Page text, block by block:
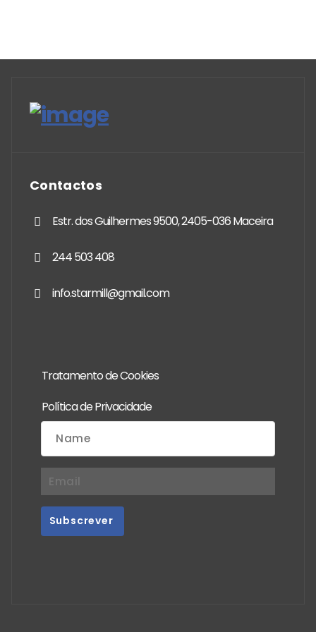
Contactos
Estr. dos Guilhermes 9500, 2405-036 Maceira
244 503 408
info.starmill@gmail.com
Tratamento de Cookies
Política de Privacidade